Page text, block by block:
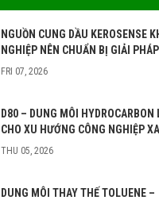
NGUỒN CUNG DẦU KEROSENSE
NGHIỆP NÊN CHUẨN BỊ GIẢI
FRI 07, 2026
D80 – DUNG MÔI HYDROCARBON
CHO XU HƯỚNG CÔNG NGHIỆP
THU 05, 2026
DUNG MÔI THAY THẾ TOLUENE –